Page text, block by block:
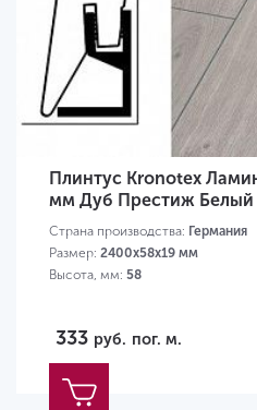
Плинтус Kronotex
мм Дуб Престиж Белый
Страна производства: Германия
Размер: 2400х58х19 мм
Высота, мм: 58
333 руб. пог. м.